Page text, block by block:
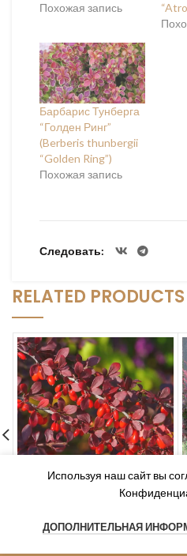
Похожая запись
Барбарис Тунберга
“Голден Ринг”
(Berberis thunbergii
“Golden Ring”)
Похожая запись
Следовать
RELATED PRODUCTS
красный ( Berberis
vulgaris)
Используя наш сайт вы
ДОПОЛНИТЕЛЬНАЯ